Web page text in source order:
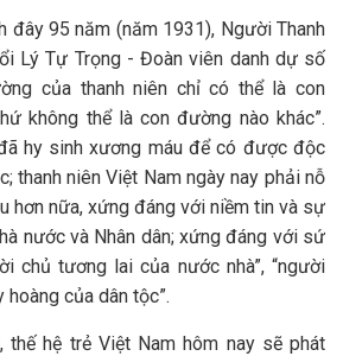
đây 95 năm (năm 1931), Người Thanh
Lý Tự Trọng - Đoàn viên danh dự số
của thanh niên chỉ có thể là con
không thể là con đường nào khác”.
hy sinh xương máu để có được độc
thanh niên Việt Nam ngày nay phải nỗ
hơn nữa, xứng đáng với niềm tin và sự
nước và Nhân dân; xứng đáng với sứ
chủ tương lai của nước nhà”, “người
của dân tộc”.
thế hệ trẻ Việt Nam hôm nay sẽ phát